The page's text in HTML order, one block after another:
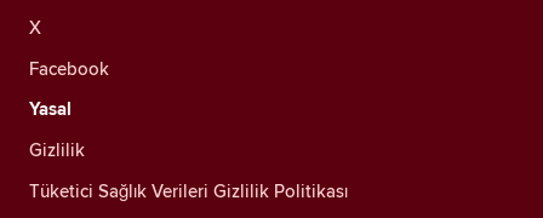
X
Facebook
Yasal
Gizlilik
Tüketici Sağlık Verileri Gizlilik Politikası